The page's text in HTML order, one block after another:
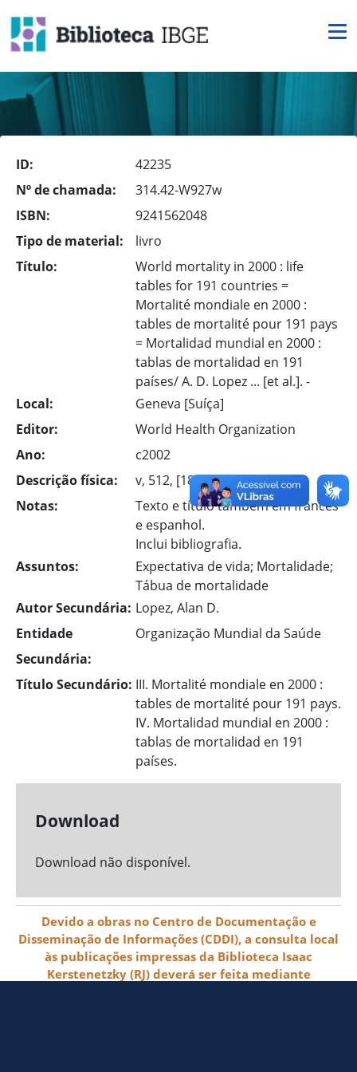
ID:
42235
Nº de chamada:
314.42-W927w
ISBN:
9241562048
Tipo de material:
livro
Título:
World mortality in 2000 : life
tables for 191 countries =
Mortalité mondiale en 2000 :
tables de mortalité pour 191 pays
= Mortalidad mundial en 2000 :
tablas de mortalidad en 191
países/ A. D. Lopez ... [et al.]. -
Local:
Geneva [Suíça]
Editor:
World Health Organization
Ano:
c2002
Descrição física:
v, 512, [186]p. : il.
Notas:
Texto e título também em francês
e espanhol.
Inclui bibliografia.
Assuntos:
Expectativa de vida; Mortalidade;
Tábua de mortalidade
Autor Secundária: Lopez, Alan D.
Entidade
Secundária:
Organização Mundial da Saúde
Título Secundário: III. Mortalité mondiale en 2000 :
tables de mortalité pour 191 pays.
IV. Mortalidad mundial en 2000 :
tablas de mortalidad en 191
países.
Download
Download não disponível.
Devido a obras no Centro de Documentação e
Disseminação de Informações (CDDI), a consulta local
às publicações impressas da Biblioteca Isaac
Kerstenetzky (RJ) deverá ser feita mediante